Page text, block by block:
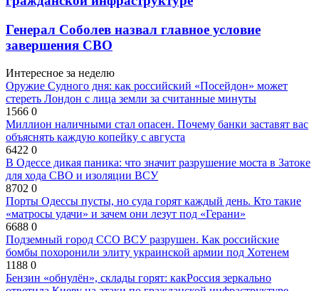
Генерал Соболев назвал главное условие
завершения СВО
Интересное за неделю
Оружие Судного дня: как российский «Посейдон» может
стереть Лондон с лица земли за считанные минуты
1566 0
Миллион наличными стал опасен. Почему банки заставят вас
объяснять каждую копейку с августа
6422 0
В Одессе дикая паника: что значит разрушение моста в Затоке
для хода СВО и изоляции ВСУ
8702 0
Порты Одессы пусты, но суда горят каждый день. Кто такие
«матросы удачи» и зачем они лезут под «Герани»
6688 0
Подземный город ССО ВСУ разрушен. Как российские
бомбы похоронили элиту украинской армии под Хотенем
1188 0
Бензин «обнулён», склады горят: какРоссия зеркально